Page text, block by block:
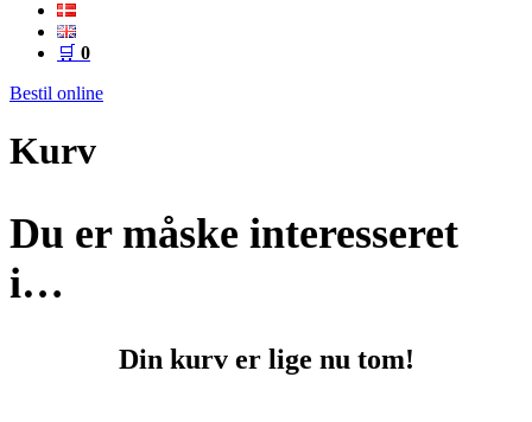
🛒 0
Bestil online
Kurv
Du er måske interesseret
i…
Din kurv er lige nu tom!